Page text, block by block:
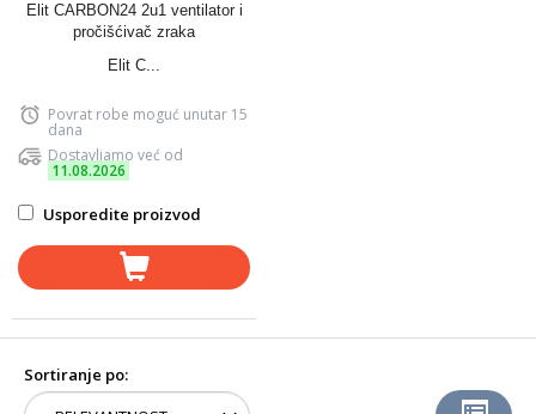
Elit CARBON24 2u1 ventilator i
pročišćivač zraka
Elit C...
Povrat robe moguć unutar 15
dana
Dostavljamo već od
11.08.2026
Usporedite proizvod
Sortiranje po: